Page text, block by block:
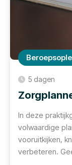
5 dagen
In deze
volwaardige
vooruitkijken,
verbeteren.